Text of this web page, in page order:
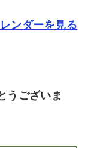
ンダーを見る
うございま